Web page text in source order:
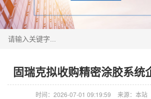
固瑞克拟收购精密涂胶系统
时间：2026-07-01 09:19:59 来源：本站